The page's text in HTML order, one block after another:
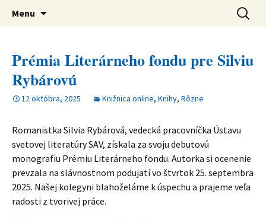
Ústav svetovej literatúry SAV
verejná výskumná inštitúcia
Menu Hľadať:
Prémia Literárneho fondu pre Silviu
Rybárovú
12 októbra, 2025 Knižnica online, Knihy, Rôzne
Romanistka Silvia Rybárová, vedecká pracovníčka Ústavu
svetovej literatúry SAV, získala za svoju debutovú
monografiu Prémiu Literárneho fondu. Autorka si ocenenie
prevzala na slávnostnom podujatí vo štvrtok 25. septembra
2025. Našej kolegyni blahoželáme k úspechu a prajeme veľa
radosti z tvorivej práce.